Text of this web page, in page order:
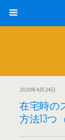
2020年4月24日
在宅時の
方法13つ